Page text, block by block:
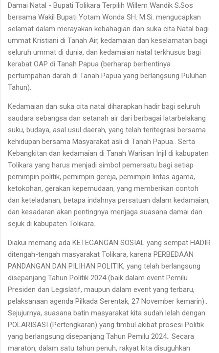
Damai Natal - Bupati Tolikara Terpilih Willem Wandik S.Sos
bersama Wakil Bupati Yotam Wonda SH. M.Si. mengucapkan
selamat dalam merayakan kebahagian dan suka cita Natal bagi
ummat Kristiani di Tanah Air, kedamaian dan keselamatan bagi
seluruh ummat di dunia, dan kedamaian natal terkhusus bagi
kerabat OAP di Tanah Papua (berharap berhentinya
pertumpahan darah di Tanah Papua yang berlangsung Puluhan
Tahun)..
Kedamaian dan suka cita natal diharapkan hadir bagi seluruh
saudara sebangsa dan setanah air dari berbagai latarbelakang
suku, budaya, asal usul daerah, yang telah teritegrasi bersama
kehidupan bersama Masyarakat asli di Tanah Papua.. Serta
Kebangkitan dan kedamaian di Tanah Warisan Injil di kabupaten
Tolikara yang harus menjadi simbol pemersatu bagi setiap
pemimpin politik, pemimpin gereja, pemimpin lintas agama,
ketokohan, gerakan kepemudaan, yang memberikan contoh
dan keteladanan, betapa indahnya persatuan dalam kedamaian,
dan kesadaran akan pentingnya menjaga suasana damai dan
sejuk di kabupaten Tolikara..
Diakui memang ada KETEGANGAN SOSIAL yang sempat HADIR
ditengah-tengah masyarakat Tolikara, karena PERBEDAAN
PANDANGAN DAN PILIHAN POLITIK, yang telah berlangsung
disepanjang Tahun Politik 2024 (baik dalam event Pemilu
Presiden dan Legislatif, maupun dalam event yang terbaru,
pelaksanaan agenda Pilkada Serentak, 27 November kemarin)..
Sejujurnya, suasana batin masyarakat kita sudah lelah dengan
POLARISASI (Pertengkaran) yang timbul akibat prosesi Politik
yang berlangsung disepanjang Tahun Pemilu 2024.. Secara
maraton, dalam satu tahun penuh, rakyat kita disuguhkan